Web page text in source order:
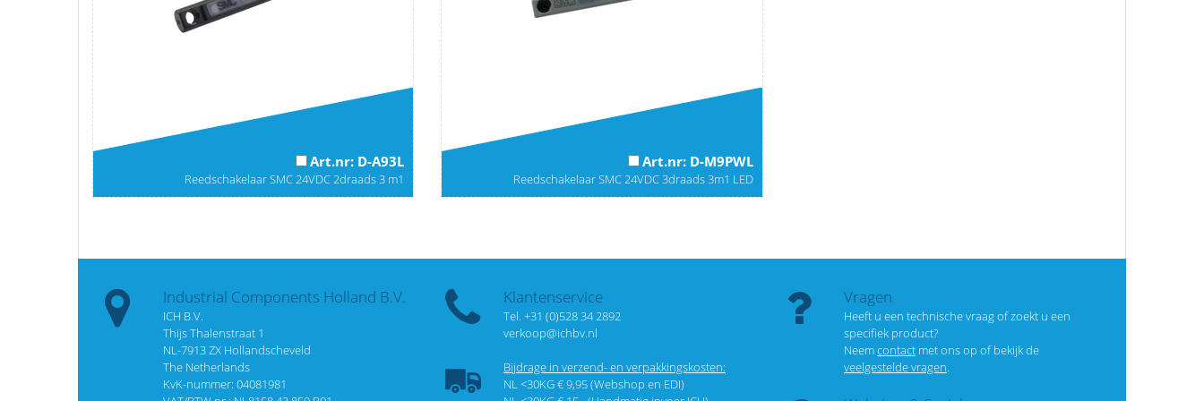
Art.nr: D-A93L
Reedschakelaar SMC 24VDC 2draads 3 m1
Art.nr: D-M9PWL
Reedschakelaar SMC 24VDC 3draads 3m1 LED
Industrial Components Holland B.V.
ICH B.V.
Thijs Thalenstraat 1
NL-7913 ZX Hollandscheveld
The Netherlands
KvK-nummer: 04081981
Klantenservice
Tel. +31 (0)528 34 2892
verkoop@ichbv.nl
Bijdrage in verzend- en verpakkingskosten:
NL <30KG € 9,95 (Webshop en EDI)
Vragen
Heeft u een technische vraag of zoekt u een
specifiek product?
Neemcontact met ons op of bekijk de
veelgestelde vragen.